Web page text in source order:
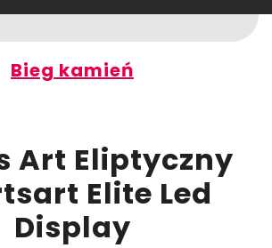
Bieg kamień
Art Eliptyczny
Elite Led
Display